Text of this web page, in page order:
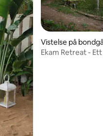
Vistelse på
nanthapuram
Ekam Retreat -